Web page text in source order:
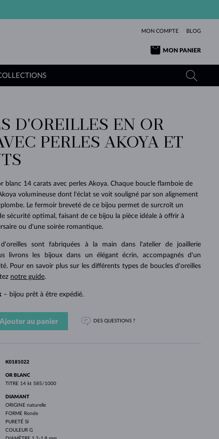
MON COMPTE BLOG
MON PANIER
DE SES
RÊVES
DÉCOUVRIR
OR JAUNE
OR ROSE
BEAUTÉ
PURE
TANZANITES
TOPAZES
TOURMALINES
POUR BÉBÉS
OR BLANC
PLUS
BELLES
TOURMALINES
MOLDAVITES
MINÉRAUX
OR BLANC
OR ROSE
PENDENTIFS
DÉCOUVRIR
INTEMPORELS
DÉCOUVRIR
DES
PERLES
DÉCOUVRIR
SAPHIRS
ÉMERAUDES
MOLDAVITES
MARIAGE
OR BLANC
AUTHENTIQUES
DÉCOUVRIR
BEAUTÉ
EXCEPTIONNELLES
DÉCOUVRIR
D'OREILLES EN OR
PERLES AKOYA ET
blanc 14 carats avec perles Akoya. Chaque boucle flamboie de
volumineuse dont l'éclat se voit souligné par son alignement
Le fermoir breveté de ce bijou permet de surcroît un
sécurité optimal, faisant de ce bijou la pièce idéale à offrir à
ou d'une soirée romantique.
d'oreilles sont fabriquées à la main dans l'atelier de joaillerie
livrons les bijoux dans un élégant écrin, accompagnés d'un
Pour en savoir plus sur les différents types de boucles d'oreilles
notre guide.
– bijou prêt à être expédié.
Ajouter au panier DES QUESTIONS ?
K0181022
OR BLANC
TITRE 14 kt 585/1000
DIAMANT
ORIGINE naturelle
FORME Ronde
PURETÉ SI
COULEUR G